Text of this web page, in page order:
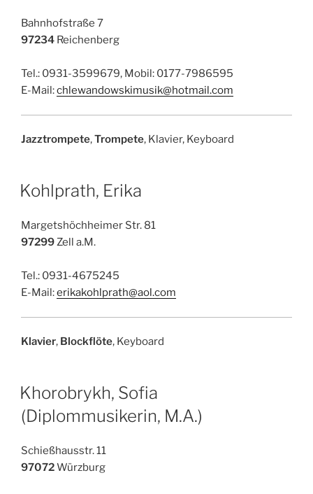
Bahnhofstraße 7
97234 Reichenberg
Tel.: 0931-3599679, Mobil: 0177-7986595
E-Mail:chlewandowskimusik@hotmail.com
Jazztrompete,Trompete, Klavier, Keyboard
Kohlprath, Erika
Margetshöchheimer Str. 81
97299Zell a.M.
Tel.: 0931-4675245
E-Mail:erikakohlprath@aol.com
Klavier, Blockflöte, Keyboard
Khorobrykh, Sofia
(Diplommusikerin, M.A.)
Schießhausstr. 11
97072Würzburg